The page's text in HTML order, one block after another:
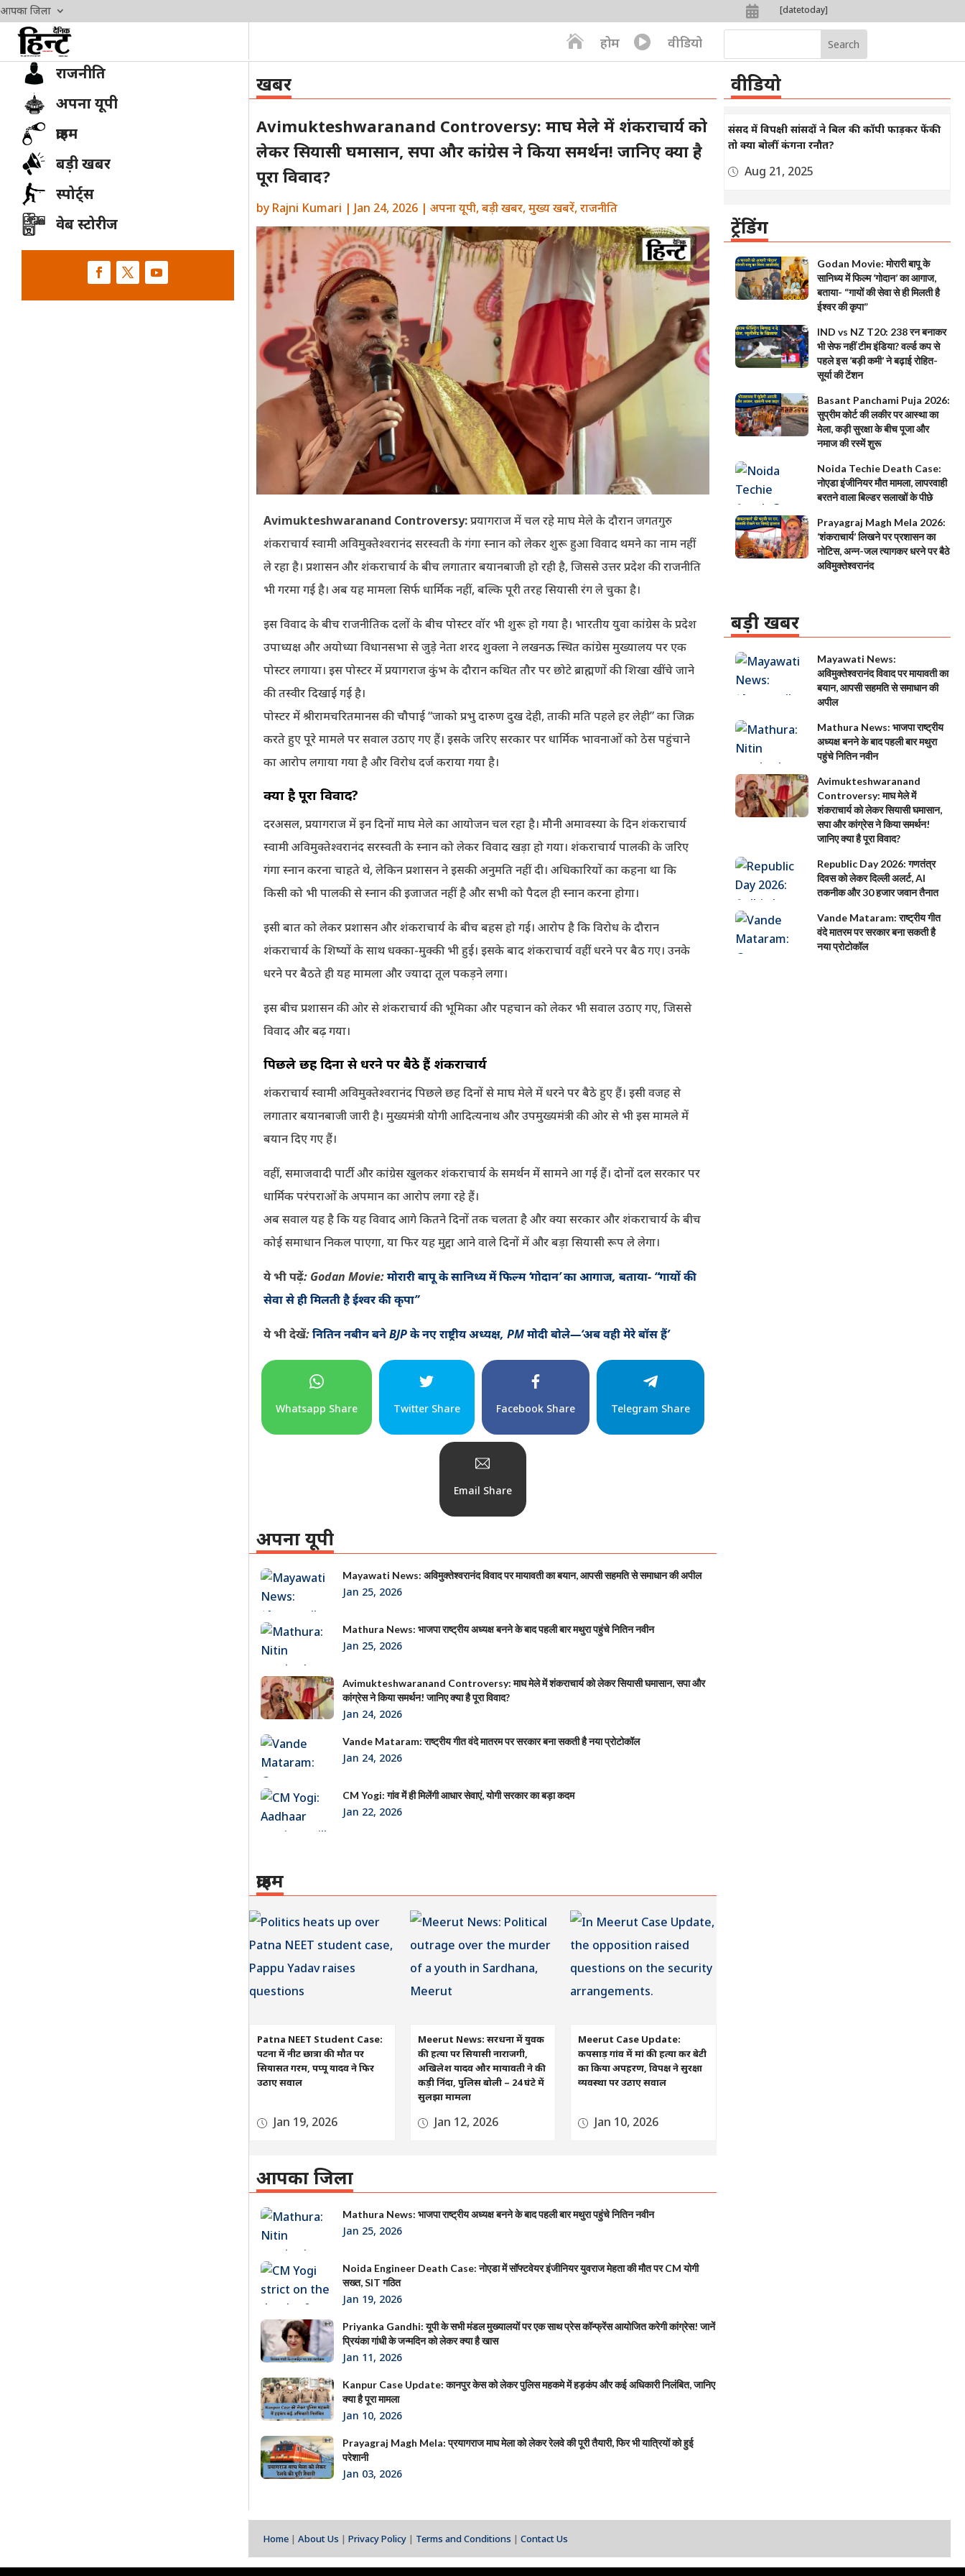
आपका जिला  [datetoday]
 वीडियो
 होम
राजनीति
अपना यूपी
क्राइम
बड़ी खबर
स्पोर्ट्स
वेब स्टोरीज
खबर
Avimukteshwaranand Controversy: माघ मेले में शंकराचार्य को
लेकर सियासी घमासान, सपा और कांग्रेस ने किया समर्थन! जानिए क्या है
पूरा विवाद?
by Rajni Kumari | Jan 24, 2026 |अपना यूपी,बड़ी खबर,मुख्य खबरें,राजनीति
Avimukteshwaranand Controversy:प्रयागराज में चल रहे माघ मेले के दौरान जगतगुरु
शंकराचार्य स्वामी अविमुक्तेश्वरानंद सरस्वती के गंगा स्नान को लेकर शुरू हुआ विवाद थमने का नाम नहीं
ले रहा है। प्रशासन और शंकराचार्य के बीच लगातार बयानबाजी हो रही है, जिससे उत्तर प्रदेश की राजनीति
भी गरमा गई है। अब यह मामला सिर्फ धार्मिक नहीं, बल्कि पूरी तरह सियासी रंग ले चुका है।
इस विवाद के बीच राजनीतिक दलों के बीच पोस्टर वॉर भी शुरू हो गया है। भारतीय युवा कांग्रेस के प्रदेश
उपाध्यक्ष और अयोध्या विधानसभा से जुड़े नेता शरद शुक्ला ने लखनऊ स्थित कांग्रेस मुख्यालय पर एक
पोस्टर लगाया। इस पोस्टर में प्रयागराज कुंभ के दौरान कथित तौर पर छोटे ब्राह्मणों की शिखा खींचे जाने
की तस्वीर दिखाई गई है।
पोस्टर में श्रीरामचरितमानस की चौपाई “जाको प्रभु दारुण दुख देही, ताकी मति पहले हर लेही” का जिक्र
करते हुए पूरे मामले पर सवाल उठाए गए हैं। इसके जरिए सरकार पर धार्मिक भावनाओं को ठेस पहुंचाने
का आरोप लगाया गया है और विरोध दर्ज कराया गया है।
क्या है पूरा विवाद?
दरअसल, प्रयागराज में इन दिनों माघ मेले का आयोजन चल रहा है। मौनी अमावस्या के दिन शंकराचार्य
स्वामी अविमुक्तेश्वरानंद सरस्वती के स्नान को लेकर विवाद खड़ा हो गया। शंकराचार्य पालकी के जरिए
गंगा स्नान करना चाहते थे, लेकिन प्रशासन ने इसकी अनुमति नहीं दी। अधिकारियों का कहना था कि
किसी को भी पालकी से स्नान की इजाजत नहीं है और सभी को पैदल ही स्नान करना होगा।
इसी बात को लेकर प्रशासन और शंकराचार्य के बीच बहस हो गई। आरोप है कि विरोध के दौरान
शंकराचार्य के शिष्यों के साथ धक्का-मुक्की भी हुई। इसके बाद शंकराचार्य वहीं धरने पर बैठ गए। उनके
धरने पर बैठते ही यह मामला और ज्यादा तूल पकड़ने लगा।
इस बीच प्रशासन की ओर से शंकराचार्य की भूमिका और पहचान को लेकर भी सवाल उठाए गए, जिससे
विवाद और बढ़ गया।
पिछले छह दिनों से धरने पर बैठे हैं शंकराचार्य
शंकराचार्य स्वामी अविमुक्तेश्वरानंद पिछले छह दिनों से माघ मेले में धरने पर बैठे हुए हैं। इसी वजह से
लगातार बयानबाजी जारी है। मुख्यमंत्री योगी आदित्यनाथ और उपमुख्यमंत्री की ओर से भी इस मामले में
बयान दिए गए हैं।
वहीं, समाजवादी पार्टी और कांग्रेस खुलकर शंकराचार्य के समर्थन में सामने आ गई हैं। दोनों दल सरकार पर
धार्मिक परंपराओं के अपमान का आरोप लगा रहे हैं।
अब सवाल यह है कि यह विवाद आगे कितने दिनों तक चलता है और क्या सरकार और शंकराचार्य के बीच
कोई समाधान निकल पाएगा, या फिर यह मुद्दा आने वाले दिनों में और बड़ा सियासी रूप ले लेगा।
ये भी पढ़ें: Godan Movie:मोरारी बापू के सानिध्य में फिल्म ‘गोदान’ का आगाज, बताया- “गायों की
सेवा से ही मिलती है ईश्वर की कृपा”
ये भी देखें:नितिन नबीन बने BJP के नए राष्ट्रीय अध्यक्ष, PM मोदी बोले—‘अब वही मेरे बॉस हैं’
Whatsapp Share Twitter Share Facebook Share Telegram Share
Email Share
अपना यूपी
Mayawati News: अविमुक्तेश्वरानंद विवाद पर मायावती का बयान, आपसी सहमति से समाधान की अपील
Jan 25, 2026
Mathura News: भाजपा राष्ट्रीय अध्यक्ष बनने के बाद पहली बार मथुरा पहुंचे नितिन नवीन
Jan 25, 2026
Avimukteshwaranand Controversy: माघ मेले में शंकराचार्य को लेकर सियासी घमासान, सपा और
कांग्रेस ने किया समर्थन! जानिए क्या है पूरा विवाद?
Jan 24, 2026
Vande Mataram: राष्ट्रीय गीत वंदे मातरम पर सरकार बना सकती है नया प्रोटोकॉल
Jan 24, 2026
CM Yogi: गांव में ही मिलेंगी आधार सेवाएं, योगी सरकार का बड़ा कदम
Jan 22, 2026
क्राइम
Patna NEET Student Case:
पटना में नीट छात्रा की मौत पर
सियासत गरम, पप्पू यादव ने फिर
उठाए सवाल
Jan 19, 2026
Meerut News: सरधना में युवक
की हत्या पर सियासी नाराजगी,
अखिलेश यादव और मायावती ने की
कड़ी निंदा, पुलिस बोली – 24 घंटे में
सुलझा मामला
Jan 12, 2026
Meerut Case Update:
कपसाड़ गांव में मां की हत्या कर बेटी
का किया अपहरण, विपक्ष ने सुरक्षा
व्यवस्था पर उठाए सवाल
Jan 10, 2026
आपका जिला
Mathura News: भाजपा राष्ट्रीय अध्यक्ष बनने के बाद पहली बार मथुरा पहुंचे नितिन नवीन
Jan 25, 2026
Noida Engineer Death Case: नोएडा में सॉफ्टवेयर इंजीनियर युवराज मेहता की मौत पर CM योगी
सख्त, SIT गठित
Jan 19, 2026
Priyanka Gandhi: यूपी के सभी मंडल मुख्यालयों पर एक साथ प्रेस कॉन्फ्रेंस आयोजित करेगी कांग्रेस! जानें
प्रियंका गांधी के जन्मदिन को लेकर क्या है खास
Jan 11, 2026
Kanpur Case Update: कानपुर केस को लेकर पुलिस महकमे में हड़कंप और कई अधिकारी निलंबित, जानिए
क्या है पूरा मामला
Jan 10, 2026
Prayagraj Magh Mela: प्रयागराज माघ मेला को लेकर रेलवे की पूरी तैयारी, फिर भी यात्रियों को हुई
परेशानी
Jan 03, 2026
वीडियो
संसद में विपक्षी सांसदों ने बिल की कॉपी फाड़कर फेंकी
तो क्या बोलीं कंगना रनौत?
Aug 21, 2025
ट्रेंडिंग
Godan Movie: मोरारी बापू के
सानिध्य में फिल्म ‘गोदान’ का आगाज,
बताया- “गायों की सेवा से ही मिलती है
ईश्वर की कृपा”
IND vs NZ T20: 238 रन बनाकर
भी सेफ नहीं टीम इंडिया? वर्ल्ड कप से
पहले इस ‘बड़ी कमी’ ने बढ़ाई रोहित-
सूर्या की टेंशन
Basant Panchami Puja 2026:
सुप्रीम कोर्ट की लकीर पर आस्था का
मेला, कड़ी सुरक्षा के बीच पूजा और
नमाज की रस्में शुरू
Noida Techie Death Case:
नोएडा इंजीनियर मौत मामला, लापरवाही
बरतने वाला बिल्डर सलाखों के पीछे
Prayagraj Magh Mela 2026:
‘शंकराचार्य’ लिखने पर प्रशासन का
नोटिस, अन्न-जल त्यागकर धरने पर बैठे
अविमुक्तेश्वरानंद
बड़ी खबर
Mayawati News:
अविमुक्तेश्वरानंद विवाद पर मायावती का
बयान, आपसी सहमति से समाधान की
अपील
Mathura News: भाजपा राष्ट्रीय
अध्यक्ष बनने के बाद पहली बार मथुरा
पहुंचे नितिन नवीन
Avimukteshwaranand
Controversy: माघ मेले में
शंकराचार्य को लेकर सियासी घमासान,
सपा और कांग्रेस ने किया समर्थन!
जानिए क्या है पूरा विवाद?
Republic Day 2026: गणतंत्र
दिवस को लेकर दिल्ली अलर्ट, AI
तकनीक और 30 हजार जवान तैनात
Vande Mataram: राष्ट्रीय गीत
वंदे मातरम पर सरकार बना सकती है
नया प्रोटोकॉल
Home |About Us |Privacy Policy | Terms and Conditions |Contact Us